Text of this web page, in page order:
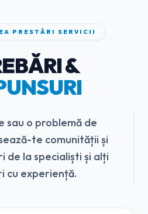
PRESTĂRI SERVICII
&
sau o problemă de
te comunității și
de la specialiști și alți
cu experiență.